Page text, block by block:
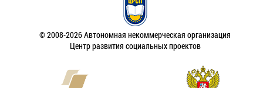
© 2008-2026 Автономная некоммерческая организация
Центр развития социальных проектов